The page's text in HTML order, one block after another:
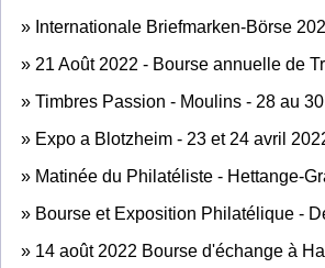
» Internationale Briefmarken-Börse
» 21 Août 2022 - Bourse annuelle de
» Timbres Passion - Moulins - 28 au
» Expo a Blotzheim - 23 et 24 avril
» Matinée du Philatéliste - Hettange-
» Bourse et Exposition Philatélique -
» 14 août 2022 Bourse d'échange à